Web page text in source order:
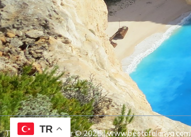
Tüm Hakları Saklıdır © 2025 | www.bestofalanya.com
TR